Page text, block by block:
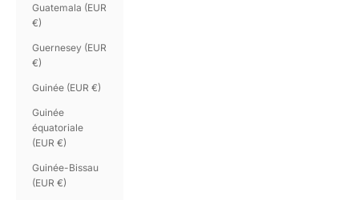
Guatemala (EUR
€)
Guernesey (EUR
€)
Guinée (EUR €)
Guinée
équatoriale
(EUR €)
Guinée-Bissau
(EUR €)